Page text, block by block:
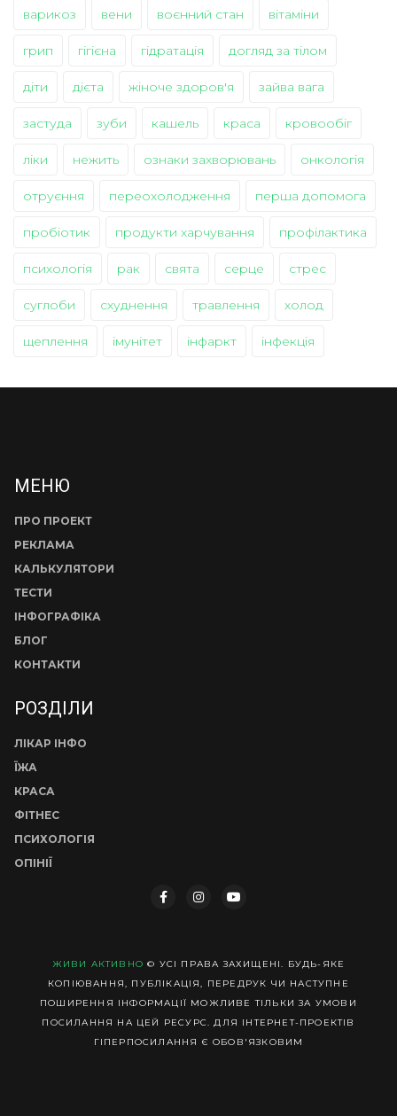
варикоз вени воєнний стан вітаміни
грип гігієна гідратація догляд за тілом
діти дієта жіноче здоров'я зайва вага
застуда зуби кашель краса кровообіг
ліки нежить ознаки захворювань онкологія
отруєння переохолодження перша допомога
пробіотик продукти харчування профілактика
психологія рак свята серце стрес
суглоби схуднення травлення холод
щеплення імунітет інфаркт інфекція
МЕНЮ
ПРО ПРОЕКТ
РЕКЛАМА
КАЛЬКУЛЯТОРИ
ТЕСТИ
ІНФОГРАФІКА
БЛОГ
КОНТАКТИ
РОЗДІЛИ
ЛІКАР ІНФО
ЇЖА
КРАСА
ФІТНЕС
ПСИХОЛОГІЯ
ОПІНІЇ
ЖИВИ АКТИВНО © УСІ ПРАВА ЗАХИЩЕНІ. БУДЬ-ЯКЕ
КОПІЮВАННЯ, ПУБЛІКАЦІЯ, ПЕРЕДРУК ЧИ НАСТУПНЕ
ПОШИРЕННЯ ІНФОРМАЦІЇ МОЖЛИВЕ ТІЛЬКИ ЗА УМОВИ
ПОСИЛАННЯ НА ЦЕЙ РЕСУРС. ДЛЯ ІНТЕРНЕТ-ПРОЕКТІВ
ГІПЕРПОСИЛАННЯ Є ОБОВ'ЯЗКОВИМ